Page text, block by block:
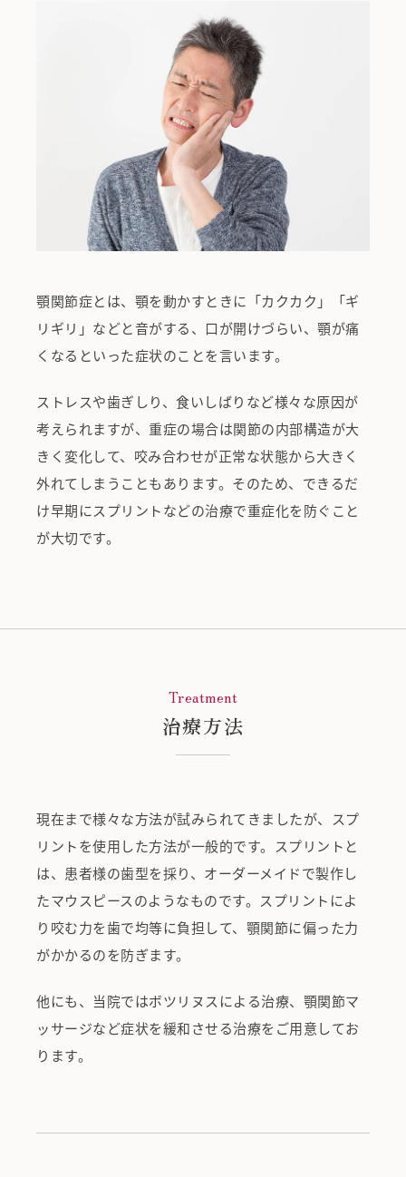
顎関節症とは、顎を動かすときに「カクカク」「ギ
リギリ」などと音がする、口が開けづらい、顎が痛
くなるといった症状のことを言います。
ストレスや歯ぎしり、食いしばりなど様々な原因が
考えられますが、重症の場合は関節の内部構造が大
きく変化して、咬み合わせが正常な状態から大きく
外れてしまうこともあります。そのため、できるだ
け早期にスプリントなどの治療で重症化を防ぐこと
が大切です。
Treatment
治療方法
現在まで様々な方法が試みられてきましたが、スプ
リントを使用した方法が一般的です。スプリントと
は、患者様の歯型を採り、オーダーメイドで製作し
たマウスピースのようなものです。スプリントによ
り咬む力を歯で均等に負担して、顎関節に偏った力
がかかるのを防ぎます。
他にも、当院ではボツリヌスによる治療、顎関節マ
ッサージなど症状を緩和させる治療をご用意してお
ります。